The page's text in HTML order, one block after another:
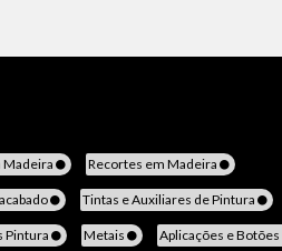
Recortes em Madeira
Tintas e Auxiliares de Pintura
Pintura Metais Aplicações e Botões